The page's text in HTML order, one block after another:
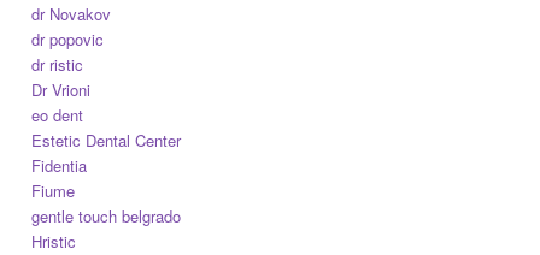
dr Novakov
dr popovic
dr ristic
Dr Vrioni
eo dent
Estetic Dental Center
Fidentia
Fiume
gentle touch belgrado
Hristic